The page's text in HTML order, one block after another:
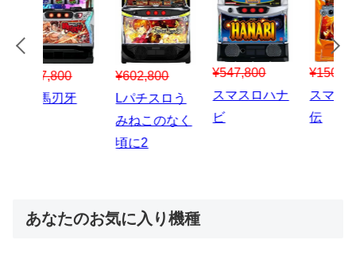
¥547,800
スマスロハナ
¥150,000
スマスロ秘宝
伝
¥1,867,800
Lパチスロ 炎
炎ノ消防隊2
あなたのお気に入り機種